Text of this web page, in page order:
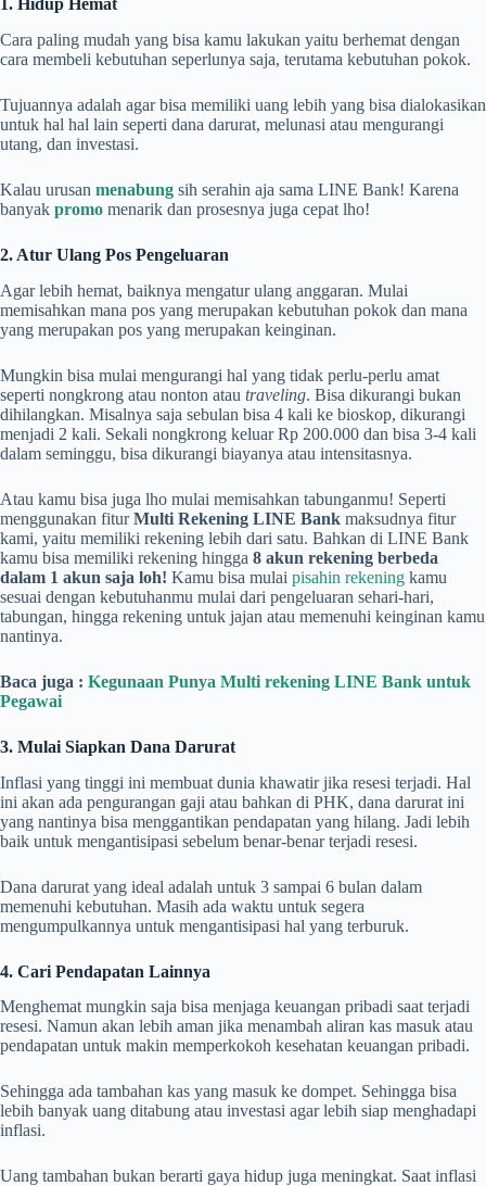
1. Hidup Hemat
Cara paling mudah yang bisa kamu lakukan yaitu berhemat dengan
cara membeli kebutuhan seperlunya saja, terutama kebutuhan pokok.
Tujuannya adalah agar bisa memiliki uang lebih yang bisa dialokasikan
untuk hal hal lain seperti dana darurat, melunasi atau mengurangi
utang, dan investasi.
Kalau urusan menabung sih serahin aja sama LINE Bank! Karena
banyak promo menarik dan prosesnya juga cepat lho!
2. Atur Ulang Pos Pengeluaran
Agar lebih hemat, baiknya mengatur ulang anggaran. Mulai
memisahkan mana pos yang merupakan kebutuhan pokok dan mana
yang merupakan pos yang merupakan keinginan.
Mungkin bisa mulai mengurangi hal yang tidak perlu-perlu amat
seperti nongkrong atau nonton atau traveling. Bisa dikurangi bukan
dihilangkan. Misalnya saja sebulan bisa 4 kali ke bioskop, dikurangi
menjadi 2 kali. Sekali nongkrong keluar Rp 200.000 dan bisa 3-4 kali
dalam seminggu, bisa dikurangi biayanya atau intensitasnya.
Atau kamu bisa juga lho mulai memisahkan tabunganmu! Seperti
menggunakan fiturMulti Rekening LINE Bank maksudnya fitur
kami, yaitu memiliki rekening lebih dari satu. Bahkan di LINE Bank
kamu bisa memiliki rekening hingga 8 akun rekening berbeda
dalam 1 akun saja loh! Kamu bisa mulai pisahin rekening kamu
sesuai dengan kebutuhanmu mulai dari pengeluaran sehari-hari,
tabungan, hingga rekening untuk jajan atau memenuhi keinginan kamu
nantinya.
Baca juga : Kegunaan Punya Multi rekening LINE Bank untuk
Pegawai
3. Mulai Siapkan Dana Darurat
Inflasi yang tinggi ini membuat dunia khawatir jika resesi terjadi. Hal
ini akan ada pengurangan gaji atau bahkan di PHK, dana darurat ini
yang nantinya bisa menggantikan pendapatan yang hilang. Jadi lebih
baik untuk mengantisipasi sebelum benar-benar terjadi resesi.
Dana darurat yang ideal adalah untuk 3 sampai 6 bulan dalam
memenuhi kebutuhan. Masih ada waktu untuk segera
mengumpulkannya untuk mengantisipasi hal yang terburuk.
4. Cari Pendapatan Lainnya
Menghemat mungkin saja bisa menjaga keuangan pribadi saat terjadi
resesi. Namun akan lebih aman jika menambah aliran kas masuk atau
pendapatan untuk makin memperkokoh kesehatan keuangan pribadi.
Sehingga ada tambahan kas yang masuk ke dompet. Sehingga bisa
lebih banyak uang ditabung atau investasi agar lebih siap menghadapi
inflasi.
Uang tambahan bukan berarti gaya hidup juga meningkat. Saat inflasi